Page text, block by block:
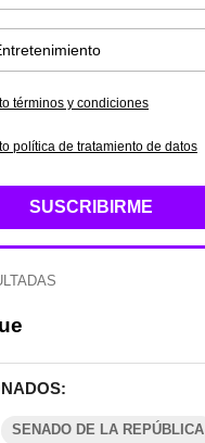
términos y condiciones
política de tratamiento de datos
SUSCRIBIRME
SENADO DE LA REPÚBLICA